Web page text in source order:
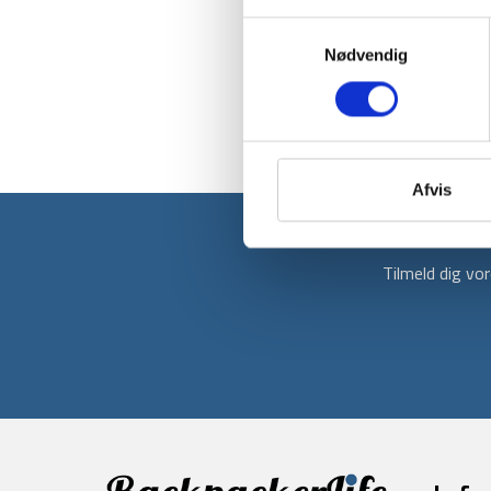
Nødvendig
Afvis
Tilmeld dig